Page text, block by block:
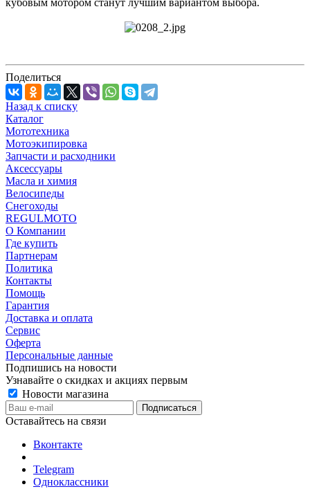
Поделиться
Назад к списку
Каталог
Мототехника
Мотоэкипировка
Запчасти и расходники
Аксессуары
Масла и химия
Велосипеды
Снегоходы
REGULMOTO
О Компании
Где купить
Партнерам
Политика
Контакты
Помощь
Гарантия
Доставка и оплата
Сервис
Оферта
Персональные данные
Подпишись на новости
Узнавайте о скидках и акциях первым
Новости магазина
Оставайтесь на связи
Вконтакте
Telegram
Одноклассники